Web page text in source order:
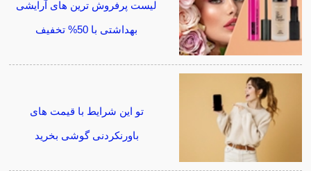
لیست پرفروش ترین های آرایشی
بهداشتی با 50% تخفیف
تو این شرایط با قیمت های
باورنکردنی گوشی بخرید